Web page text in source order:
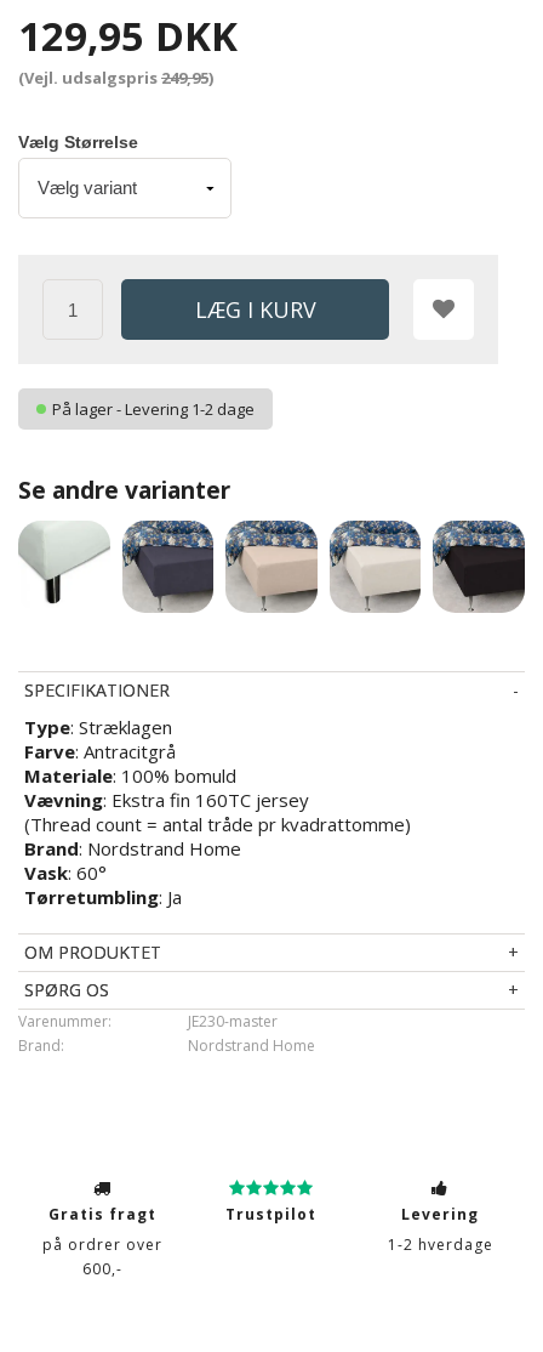
129,95 DKK
(Vejl. udsalgspris249,95)
Vælg Størrelse
På lager - Levering 1-2 dage
Se andre varianter
SPECIFIKATIONER
Type: Stræklagen
Farve: Antracitgrå
Materiale: 100% bomuld
Vævning: Ekstra fin 160TC jersey
(Thread count = antal tråde pr kvadrattomme)
Brand: Nordstrand Home
Vask: 60°
Tørretumbling: Ja
OM PRODUKTET
SPØRG OS
JE230-master
Varenummer:
Nordstrand Home
Brand:
Gratis fragt
på ordrer over
600,-
Trustpilot
Levering
1-2 hverdage